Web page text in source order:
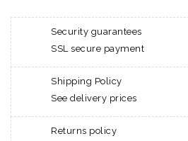
Security guarantees
SSL secure payment
Shipping Policy
See delivery prices
Returns policy